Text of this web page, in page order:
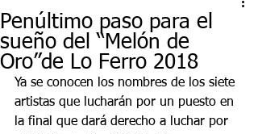
Penúltimo paso para el
sueño del “Melón de
Oro”de Lo Ferro 2018
Ya se conocen los nombres de los siete
artistas que lucharán por un puesto en
la final que dará derecho a luchar por